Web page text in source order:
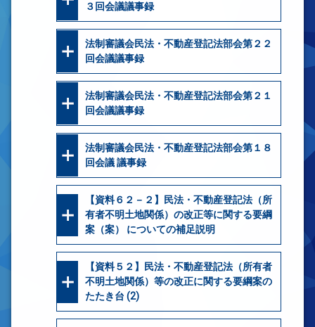
３回会議議事録
法制審議会民法・不動産登記法部会第２２
回会議議事録
法制審議会民法・不動産登記法部会第２１
回会議議事録
法制審議会民法・不動産登記法部会第１８
回会議 議事録
【資料６２－２】民法・不動産登記法（所
有者不明土地関係）の改正等に関する要綱
案（案） についての補足説明
【資料５２】民法・不動産登記法（所有者
不明土地関係）等の改正に関する要綱案の
たたき台 (2)